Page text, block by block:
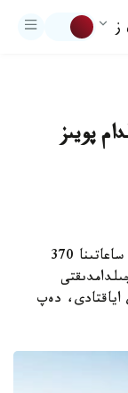
ز
پويىز
استانا. KAZINFORM - وڭتۇستىك كورەيا ساعاتىنا 370
اياقتادى، دەپ